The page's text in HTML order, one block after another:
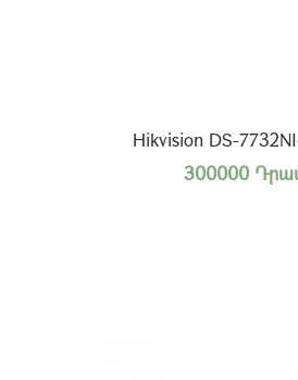
Hikvision DS-
300000